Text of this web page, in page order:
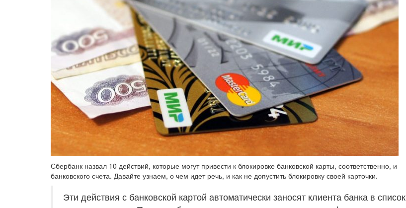
Сбербанк назвал 10 действий, которые могут привести к блокировке банковской карты, соответственно, и
банковского счета. Давайте узнаем, о чем идет речь, и как не допустить блокировку своей карточки.
Эти действия с банковской картой автоматически заносят клиента банка в список